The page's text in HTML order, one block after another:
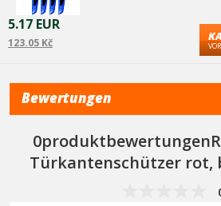
5.17 EUR
123.05 Kč
Bewertungen
Türkantenschützer rot,